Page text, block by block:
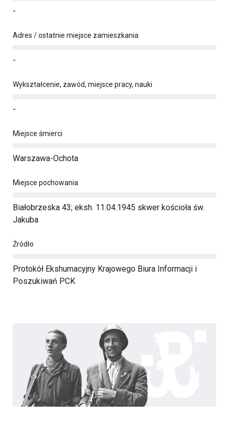
-
Adres / ostatnie miejsce zamieszkania
-
Wykształcenie, zawód, miejsce pracy, nauki
-
Miejsce śmierci
Warszawa-Ochota
Miejsce pochowania
Białobrzeska 43; eksh. 11.04.1945 skwer kościoła św.
Jakuba
Źródło
Protokół Ekshumacyjny Krajowego Biura Informacji i
Poszukiwań PCK